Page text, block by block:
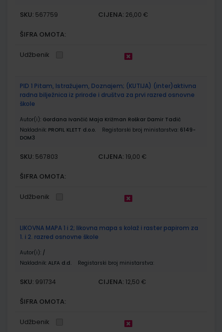
SKU: 567759 CIJENA: 26,00 €
ŠIFRA OMOTA:
Udžbenik
PID 1 Pitam, Istražujem, Doznajem; (KUTIJA) (inter)aktivna
radna bilježnica iz prirode i društva za prvi razred osnovne
škole
Autor(i): Gordana Ivančić Maja Križman Roškar Damir Tadić
Nakladnik: PROFIL KLETT d.o.o. Registarski broj ministarstva: 6149-
DOM3
SKU: 567803 CIJENA: 19,00 €
ŠIFRA OMOTA:
Udžbenik
LIKOVNA MAPA 1 i 2; likovna mapa s kolaž i raster papirom za
1. i 2. razred osnovne škole
Autor(i): /
Nakladnik: ALFA d.d. Registarski broj ministarstva:
SKU: 991734 CIJENA: 12,50 €
ŠIFRA OMOTA:
Udžbenik